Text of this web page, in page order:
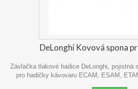
DeLonghi Kovová spona
Závlačka tlakové hadice DeLonghi, pojistná
pro hadičky kávovaru ECAM, ESAM,